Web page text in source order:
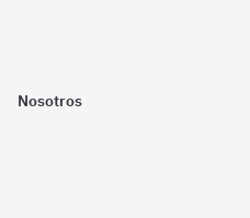
Nosotros